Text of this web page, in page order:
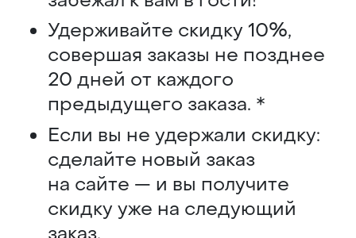
Удерживайте скидку 10%,
совершая заказы не позднее
20 дней от каждого
предыдущего заказа. *
Если вы не удержали скидку:
сделайте новый заказ
на сайте — и вы получите
скидку уже на следующий